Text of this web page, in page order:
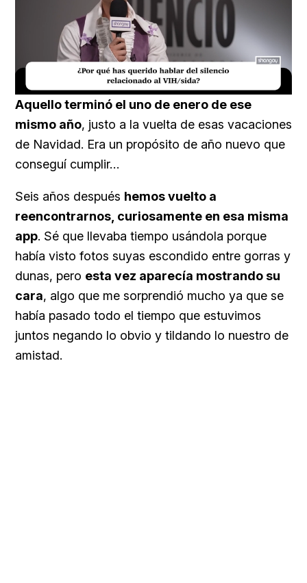
Loaded :
17.60%
Aquello terminó el uno de enero de ese
mismo año, justo a la vuelta de esas vacaciones
de Navidad. Era un propósito de año nuevo que
conseguí cumplir…
Seis años después hemos vuelto a
reencontrarnos, curiosamente en esa misma
app. Sé que llevaba tiempo usándola porque
había visto fotos suyas escondido entre gorras y
dunas, pero esta vez aparecía mostrando su
cara, algo que me sorprendió mucho ya que se
había pasado todo el tiempo que estuvimos
juntos negando lo obvio y tildando lo nuestro de
amistad.